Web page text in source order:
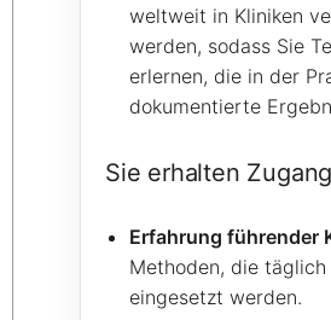
weltweit in Kliniken
werden, sodass Sie
erlernen, die in der
dokumentierte
Sie erhalten
Erfahrung führender
Methoden, die
eingesetzt werden.